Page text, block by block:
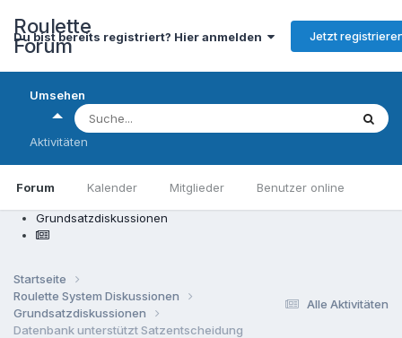
Roulette
Forum
Du bist bereits registriert? Hier anmelden Jetzt
Umsehen
Forum Kalender Mitglieder Benutzer online
Aktivitäten
Grundsatzdiskussionen
Alle Aktivitäten
Startseite
Roulette System Diskussionen
Grundsatzdiskussionen
Datenbank unterstützt Satzentscheidung